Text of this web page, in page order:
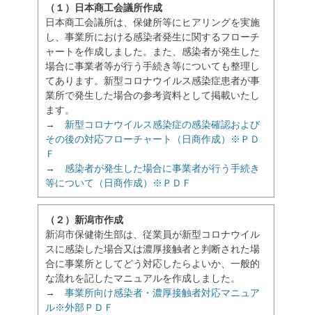
（１）日本商工会議所作成
日本商工会議所は、保健所等にヒアリングを実施
し、事業所における感染者発生に関するフローチ
ャートを作成しました。また、感染者が発生した
場合に事業者等が行う手続き等についても整理し
てあります。新型コロナウイルス感染症患者が事
業所で発生した場合の参考資料として掲載いたし
ます。
→ 新型コロナウイルス感染症の感染確認および
その後の対応フローチャート（日商作成）※ＰＤ
Ｆ
→ 感染者が発生した場合に事業者が行う手続き
等について（日商作成）※ＰＤＦ
（２）新潟市作成
新潟市保健衛生部は、従業員が新型コロナウイル
スに感染した場合又は濃厚接触者と判断された場
合に事業所としてどう対応したらよいか、一般的
な流れを記したマニュアルを作成しました。
→ 事業所向け感染者・濃厚接触者対応マニュア
ル※外部ＰＤＦ